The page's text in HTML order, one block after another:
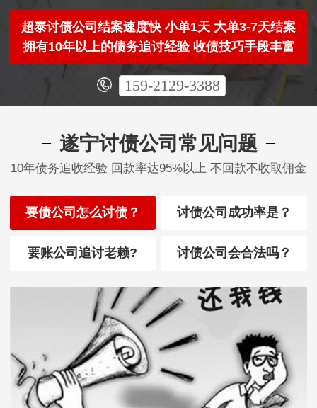
超泰讨债公司结案速度快 小单1天 大单3-7天结案
拥有10年以上的债务追讨经验 收债技巧手段丰富
159-2129-3388
遂宁讨债公司常见问题
10年债务追收经验 回款率达95%以上 不回款不收取佣金
要债公司怎么讨债？ 讨债公司成功率是？
要账公司追讨老赖? 讨债公司会合法吗？